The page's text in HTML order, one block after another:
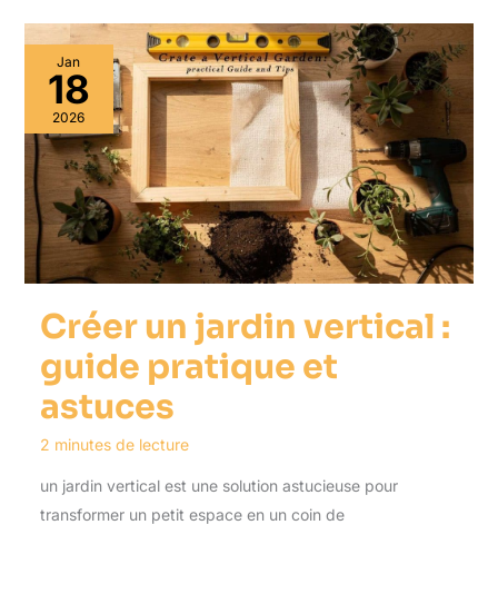
Jan
18
2026
Créer un jardin vertical :
guide pratique et
astuces
2 minutes de lecture
un jardin vertical est une solution astucieuse pour
transformer un petit espace en un coin de